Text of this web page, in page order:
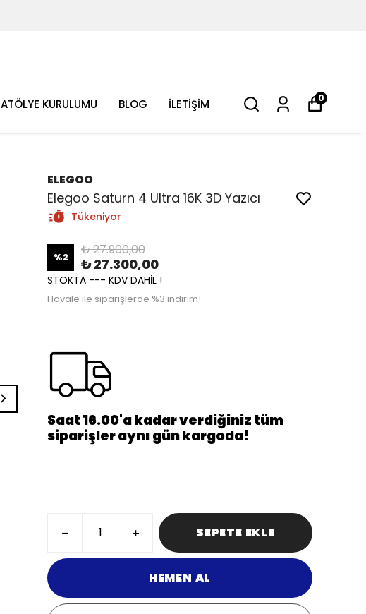
ATÖLYE KURULUMU BLOG İLETİŞİM 0
ELEGOO
Elegoo Saturn 4 Ultra 16K 3D Yazıcı
Tükeniyor
%2 ₺ 27.900,00
₺ 27.300,00
STOKTA --- KDV DAHİL !
Havale ile siparişlerde %3 indirim!
Saat 16.00'a kadar verdiğiniz tüm
siparişler aynı gün kargoda!
SEPETE EKLE
HEMEN AL